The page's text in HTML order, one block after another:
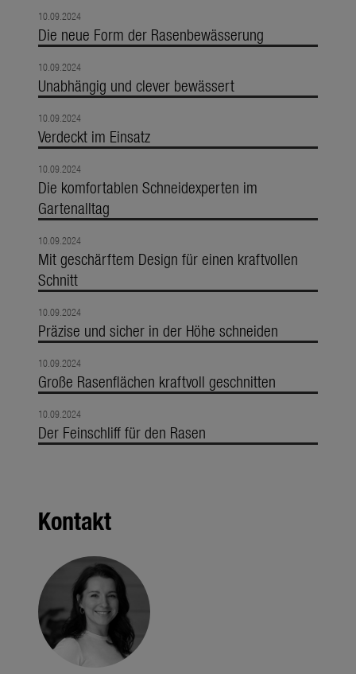
10.09.2024
Die neue Form der Rasenbewässerung
10.09.2024
Unabhängig und clever bewässert
10.09.2024
Verdeckt im Einsatz
10.09.2024
Die komfortablen Schneidexperten im
Gartenalltag
10.09.2024
Mit geschärftem Design für einen kraftvollen
Schnitt
10.09.2024
Präzise und sicher in der Höhe schneiden
10.09.2024
Große Rasenflächen kraftvoll geschnitten
10.09.2024
Der Feinschliff für den Rasen
Kontakt